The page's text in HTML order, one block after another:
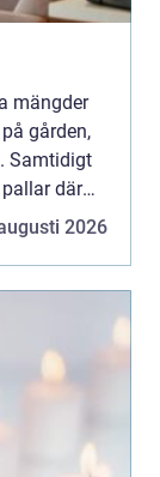
mängder
gården,
Samtidigt
där
emba...
2026